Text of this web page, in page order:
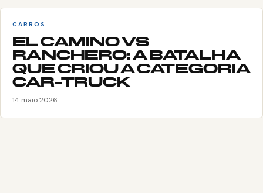
CARROS
EL CAMINO VS
RANCHERO: A BATALHA
QUE CRIOU A CATEGORIA
CAR-TRUCK
14 maio 2026